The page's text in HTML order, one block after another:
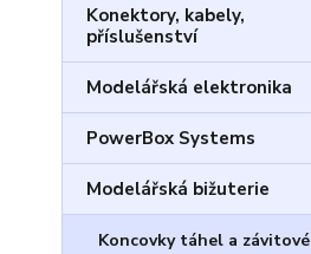
Konektory, kabely,
příslušenství
Modelářská elektronika
PowerBox Systems
Modelářská bižuterie
Koncovky táhel a závitové